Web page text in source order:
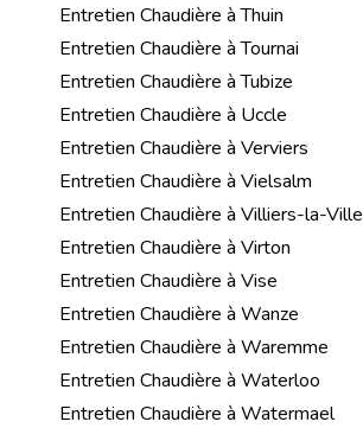
Entretien Chaudière à Thuin
Entretien Chaudière à Tournai
Entretien Chaudière à Tubize
Entretien Chaudière à Uccle
Entretien Chaudière à Verviers
Entretien Chaudière à Vielsalm
Entretien Chaudière à Villiers-la-Ville
Entretien Chaudière à Virton
Entretien Chaudière à Vise
Entretien Chaudière à Wanze
Entretien Chaudière à Waremme
Entretien Chaudière à Waterloo
Entretien Chaudière à Watermael